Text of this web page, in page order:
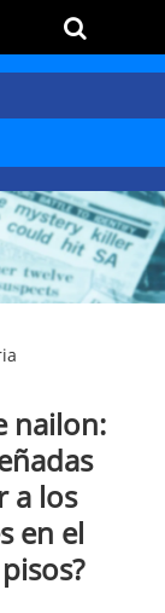
nailon:
a los
en el